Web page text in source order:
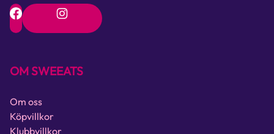
OM SWEEATS
Om oss
Köpvillkor
Klubbvillkor